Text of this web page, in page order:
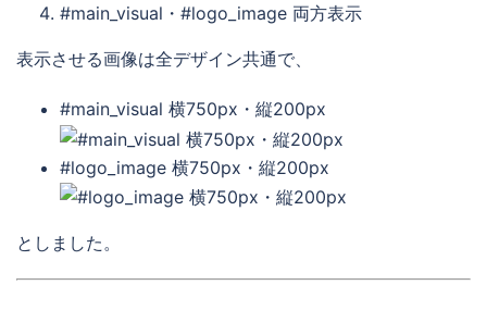
#main_visual・#logo_image 両方表示
表示させる画像は全デザイン共通で、
#main_visual 横750px・縦200px
#logo_image 横750px・縦200px
としました。